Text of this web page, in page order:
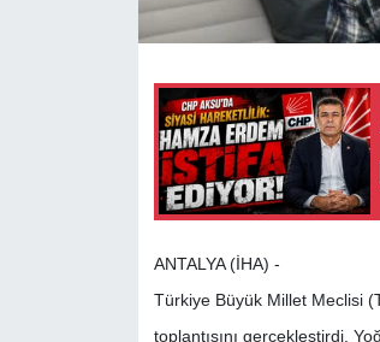
ANTALYA (İHA) -
Türkiye Büyük Millet Meclisi
toplantısını gerçekleştirdi.